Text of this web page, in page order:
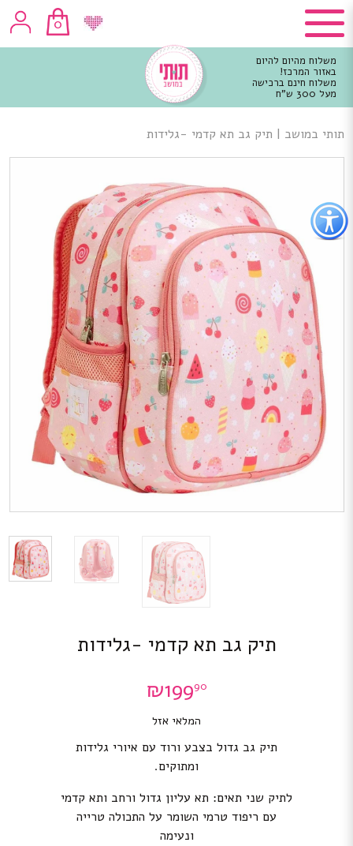
כפתור
לפתיחת
תפריט
נגישות
0
משלוח מהיום להיום
באזור המרכז!
משלוח חינם ברכישה
מעל 300 ש"ח
מרכזי
תותי במושב | תיק גב תא קדמי -גלידות
תיק גב תא קדמי -גלידות
₪19990
המלאי אזל
תיק גב גדול בצבע ורוד עם איורי גלידות
ומתוקים.
לתיק שני תאים: תא עליון גדול ורחב ותא קדמי
עם ריפוד טרמי השומר על התכולה טרייה
ונעימה